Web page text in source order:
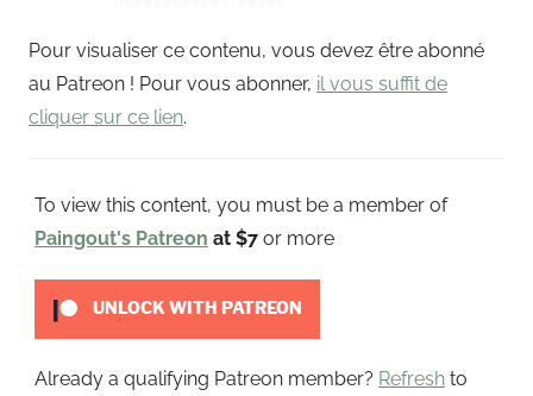
P
a
o
u
Pour visualiser ce contenu, vous devez être abonné
au Patreon ! Pour vous abonner, il vous suffit de
cliquer sur ce lien.
To view this content, you must be a member of
Paingout's Patreon at $7 or more
UNLOCK WITH PATREON
Already a qualifying Patreon member? Refresh to